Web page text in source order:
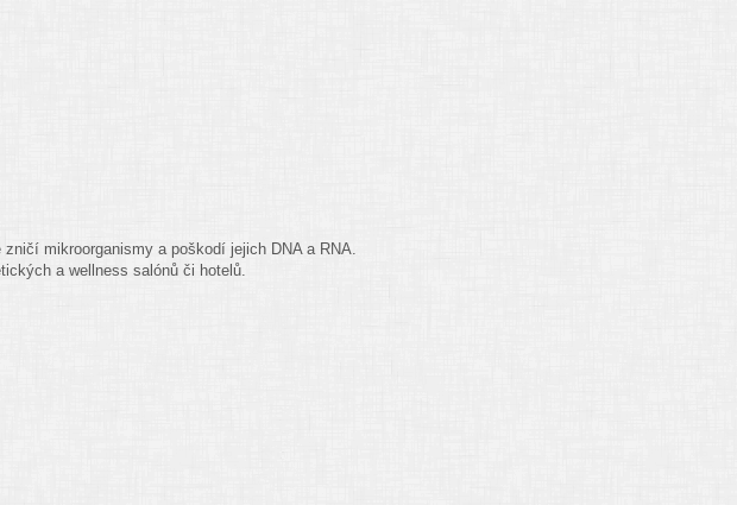
mikroorganismy a poškodí jejich DNA a RNA.
a wellness salónů či hotelů.